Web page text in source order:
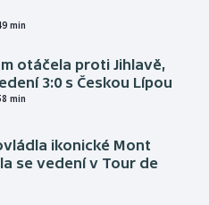
min
otáčela proti Jihlavě,
3:0 s Českou Lípou
min
ikonické Mont
se vedení v Tour de